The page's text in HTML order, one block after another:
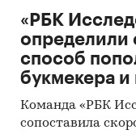
Представлена
и экспорта за
натуральном и
детализацией в
динамика
«РБК
способ
букмекера
Команда «РБК
сопоставила